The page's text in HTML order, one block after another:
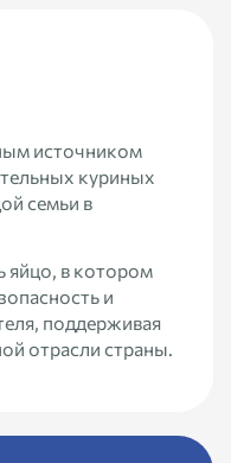
источником
куриных
семьи в
яйцо, в котором
и
поддерживая
отрасли страны.